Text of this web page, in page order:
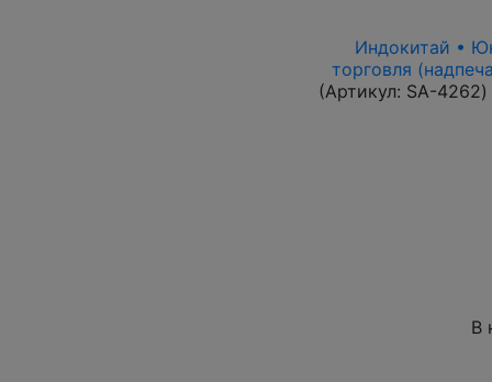
Индокитай •
торговля
(Артикул: SA-4262)
В